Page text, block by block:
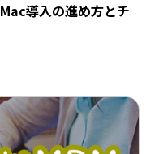
導入の進め方とチ